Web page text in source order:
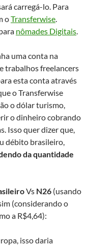
carregá-lo. Para
oTransferwise.
nômades Digitais.
uma conta na
trabalhos freelancers
esta conta através
o Transferwise
o dólar turismo,
o dinheiro cobrando
Isso quer dizer que,
débito brasileiro,
da quantidade
Vs N26 (usando
(considerando o
a R$4,64):
isso daria